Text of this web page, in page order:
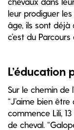
leur prodiguer
âge, ils sont déjà
c’est du
Sur le chemin de
“J’aime bien
commence Lili,
de cheval.